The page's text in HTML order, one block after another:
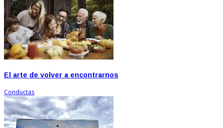
El arte de volver a encontrarnos
Conductas